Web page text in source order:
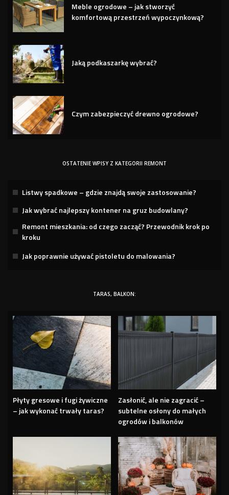
Meble ogrodowe – jak stworzyć
komfortową przestrzeń wypoczynkową?
Jaką podkaszarkę wybrać?
Czym zabezpieczyć drewno ogrodowe?
OSTATENIE WPISY Z KATEGORII REMONT
Listwy spadkowe – gdzie znajdą swoje zastosowanie?
Jak wybrać najlepszy kontener na gruz budowlany?
Remont mieszkania: od czego zacząć? Przewodnik krok po
kroku
Jak poprawnie używać pistoletu do malowania?
TARAS, BALKON:
Płyty gresowe i fugi żywiczne
– jak wykonać trwały taras?
Zasłonić, ale nie zagracić –
subtelne osłony do małych
ogrodów i balkonów